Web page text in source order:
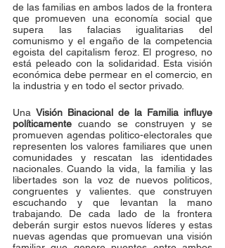
de las familias en ambos lados de la frontera
que promueven una economía social que
supera las falacias igualitarias del
comunismo y el engaño de la competencia
egoista del capitalism feroz. El progreso, no
está peleado con la solidaridad. Esta visión
económica debe permear en el comercio, en
la industria y en todo el sector privado.
Una Visión Binacional de la Familia influye
políticamente cuando se construyen y se
promueven agendas politico-electorales que
representen los valores familiares que unen
comunidades y rescatan las identidades
nacionales. Cuando la vida, la familia y las
libertades son la voz de nuevos politicos,
congruentes y valientes. que construyen
escuchando y que levantan la mano
trabajando. De cada lado de la frontera
deberán surgir estos nuevos líderes y estas
nuevas agendas que promuevan una visión